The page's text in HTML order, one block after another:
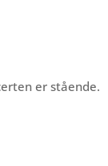
er stående.